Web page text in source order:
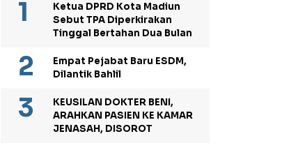
Ketua DPRD Kota Madiun
Sebut TPA Diperkirakan
Tinggal Bertahan Dua Bulan
Empat Pejabat Baru ESDM,
Dilantik Bahlil
KEUSILAN DOKTER BENI,
ARAHKAN PASIEN KE KAMAR
JENASAH, DISOROT